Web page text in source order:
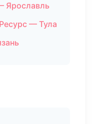
Ярославль
— Тула